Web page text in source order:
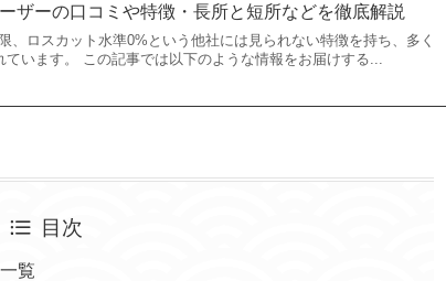
ザーの口コミや特徴・長所と短所などを徹底解説
、ロスカット水準0%という他社には見られない特徴を持ち、多く
います。 この記事では以下のような情報をお届けする...
目次
覧